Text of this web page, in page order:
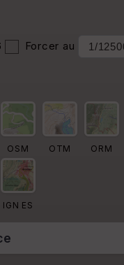
Forcer au
OSM OTM ORM
IGN ES